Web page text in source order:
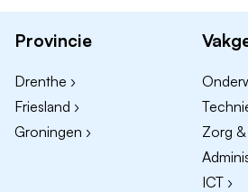
inhoudelijk en zorgt voor een
van informatie
Je bent stressbestendig,
signaleert verbeteringen; je
en vertaalt deze naar slimme
Provincie
Drenthe ›
Friesland ›
Groningen ›
Zorg &
ICT ›